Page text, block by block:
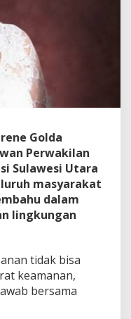
Golda
Perwakilan
Sulawesi Utara
masyarakat
dalam
lingkungan
tidak bisa
keamanan,
bersama